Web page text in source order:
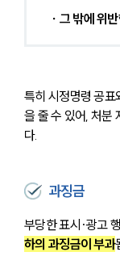
∙ 그 밖에 위
특히 시정명령 공표
을 줄 수 있어, 처분
다.
과징금
부당한 표시·광고
하의 과징금이 부과